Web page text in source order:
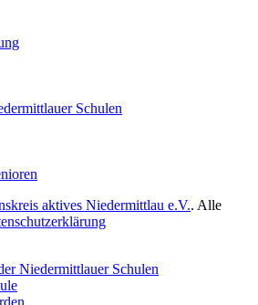
Schulen
aktives Niedermittlau e.V.. Alle
Niedermittlauer Schulen